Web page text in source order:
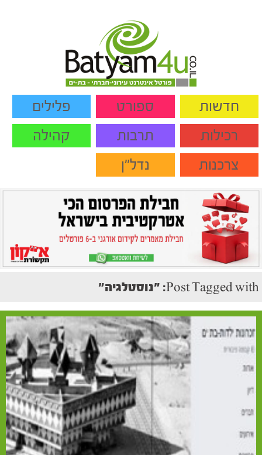
חדשות ספורט
פלילים
רכילות
תרבות
קהילה
צרכנות
נדל"ן
Post Tagged with: "נוסטלגיה"